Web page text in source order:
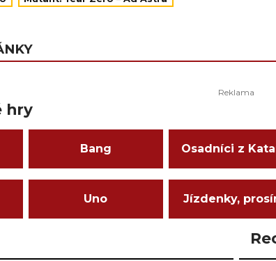
hry
Bang Osadníci z
Uno Jízdenky,